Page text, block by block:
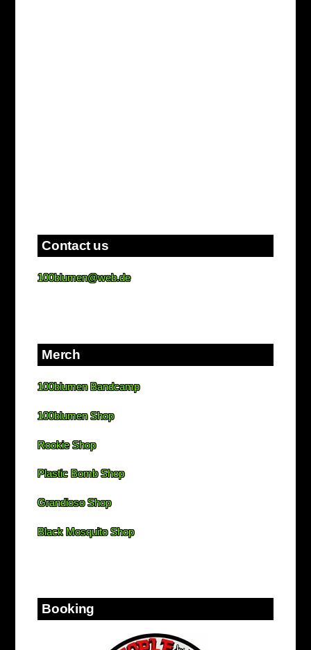
Contact us
100blumen@web.de
Merch
100blumen Bandcamp
100blumen Shop
Rookie Shop
Plastic Bomb Shop
Grandioso Shop
Black Mosquito Shop
Booking